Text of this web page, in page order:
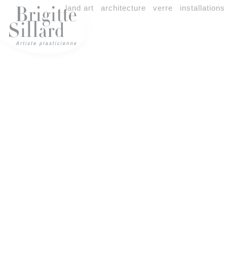
land art architecture verre installations